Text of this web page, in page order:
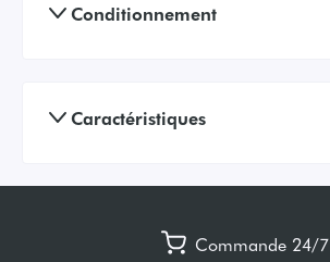
Conditionnement
Caractéristiques
Commande 24/7